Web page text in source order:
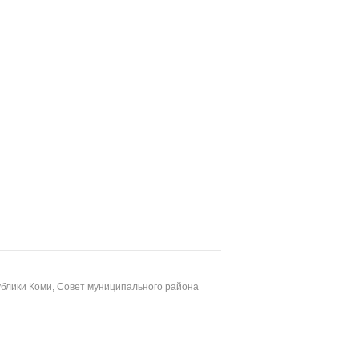
Коми, Совет муниципального района